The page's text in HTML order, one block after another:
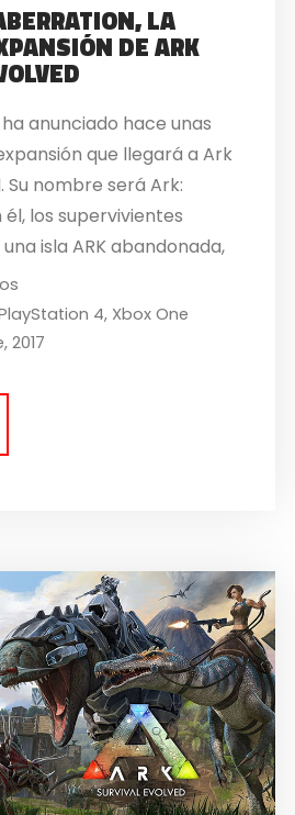
LA
DE ARK
anunciado hace unas
que llegará a Ark
Su nombre será Ark:
los supervivientes
isla ARK abandonada,
La luz solar
del entorno, así
voladores, y muchas
4, Xbox One
2017